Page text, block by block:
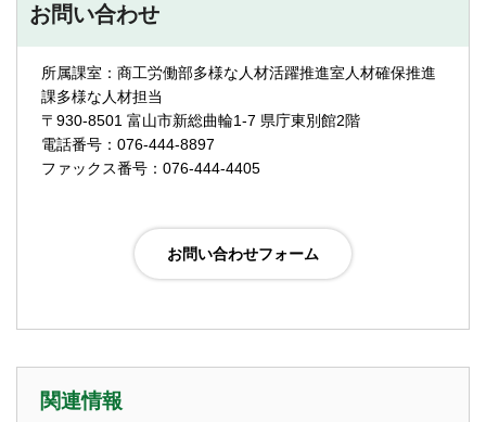
お問い合わせ
所属課室：商工労働部多様な人材活躍推進室人材確保推進
課多様な人材担当
〒930-8501 富山市新総曲輪1-7 県庁東別館2階
電話番号：076-444-8897
ファックス番号：076-444-4405
関連情報